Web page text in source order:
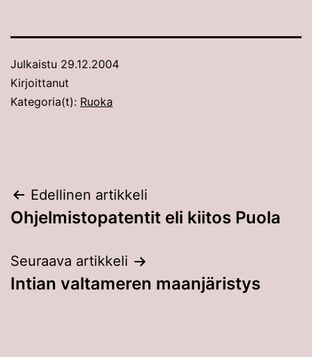
Julkaistu 29.12.2004
Kirjoittanut
Kategoria(t): Ruoka
Artikkelien
selaus
Edellinen artikkeli
Ohjelmistopatentit eli kiitos Puola
Seuraava artikkeli
Intian valtameren maanjäristys